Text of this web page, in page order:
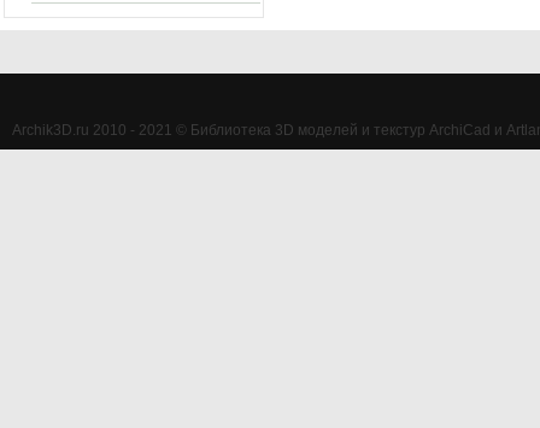
Archik3D.ru 2010 - 2021 © Библиотека 3D моделей и текстур ArchiCad и